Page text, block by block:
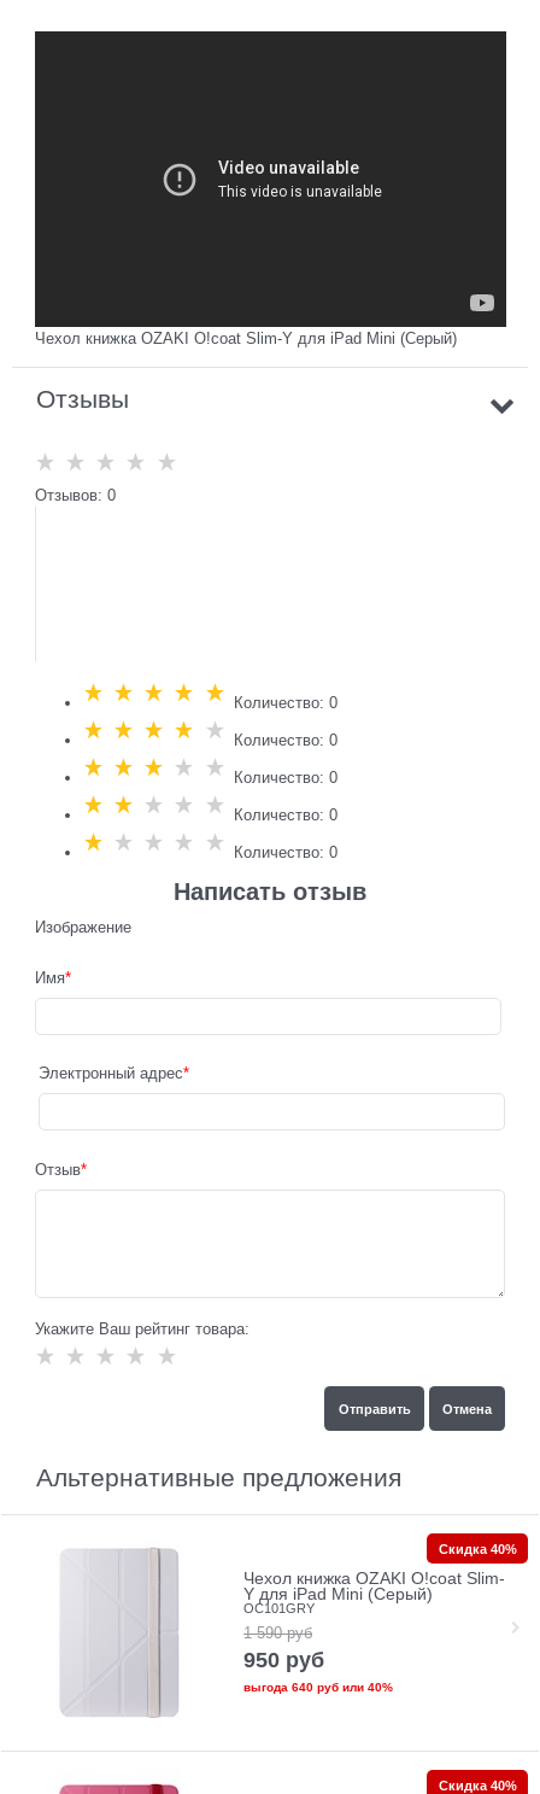
Чехол книжка OZAKI O!coat Slim-Y для iPad Mini (Серый)
Отзывы
Отзывов: 0
Количество: 0
Количество: 0
Количество: 0
Количество: 0
Количество: 0
Написать отзыв
Изображение
Имя
Электронный адрес
Отзыв
Укажите Ваш рейтинг товара:
Альтернативные предложения
Чехол книжка OZAKI O!coat Slim-
Y для iPad Mini (Серый)
OC101GRY
1 590 руб
950 руб
выгода 640 рубили 40%
Скидка 40%
Скидка 40%